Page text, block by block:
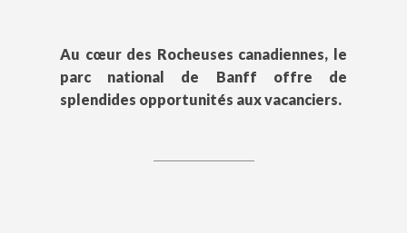
Au cœur des Rocheuses canadiennes, le
parc national de Banff offre de
splendides opportunités aux vacanciers.